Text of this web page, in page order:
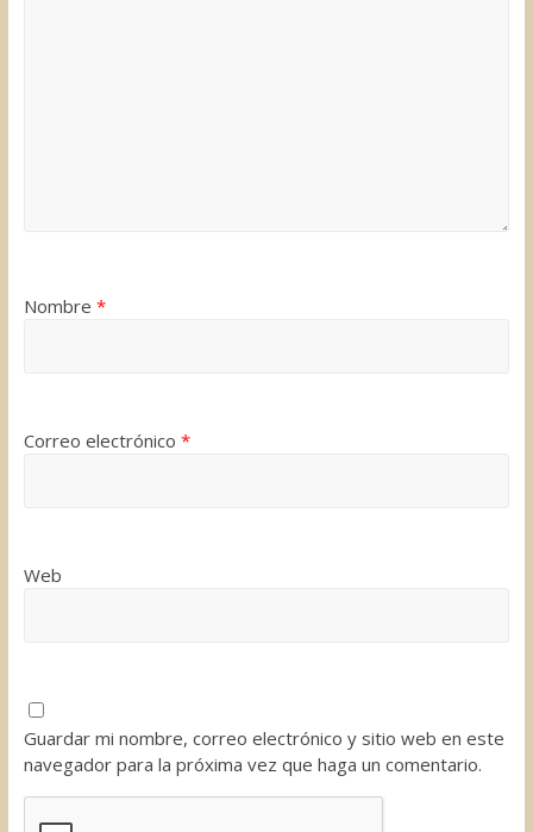
Nombre *
Correo electrónico *
Web
Guardar mi nombre, correo electrónico y sitio web en este
navegador para la próxima vez que haga un comentario.